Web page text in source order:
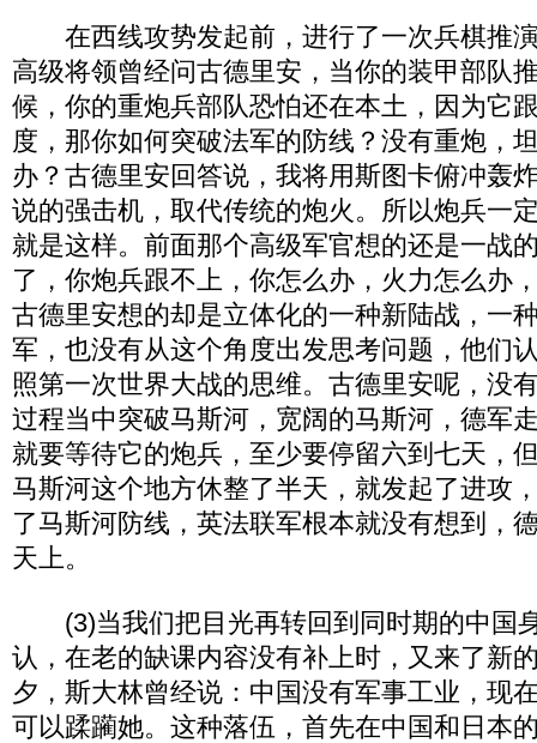
在西线攻势发起前，进行了一次兵棋推
高级将领曾经问古德里安，当你的装甲部队
候，你的重炮兵部队恐怕还在本土，因为它
度，那你如何突破法军的防线？没有重炮，
办？古德里安回答说，我将用斯图卡俯冲轰
说的强击机，取代传统的炮火。所以炮兵一
就是这样。前面那个高级军官想的还是一战
了，你炮兵跟不上，你怎么办，火力怎么办
古德里安想的却是立体化的一种新陆战，一
军，也没有从这个角度出发思考问题，他们
照第一次世界大战的思维。古德里安呢，没
过程当中突破马斯河，宽阔的马斯河，德军
就要等待它的炮兵，至少要停留六到七天，
马斯河这个地方休整了半天，就发起了进攻
了马斯河防线，英法联军根本就没有想到，
天上。
(3)当我们把目光再转回到同时期的中国
认，在老的缺课内容没有补上时，又来了新
夕，斯大林曾经说：中国没有军事工业，现
可以蹂躏她。这种落伍，首先在中国和日本